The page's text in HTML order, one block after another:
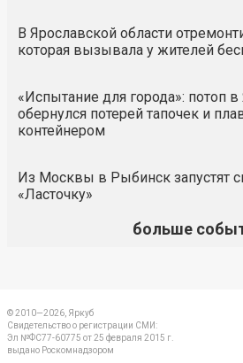
В Ярославской области
которая вызывала у жителей
«Испытание для города»: потоп
обернулся потерей тапочек и
контейнером
Из Москвы в Рыбинск запустят
«Ласточку»
больше
© 2010—2026, Яркуб
Свидетельство о регистрации СМИ:
Эл №ФС77-60775 от 25 февраля 2015 г.
выдано Роскомнадзором